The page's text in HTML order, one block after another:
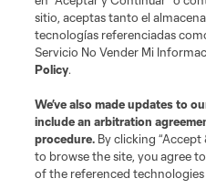
sitio, aceptas tanto el
tecnologías referenciadas
Servicio No Vender Mi
Policy.
We’ve also made updates to
include an arbitration
procedure. By clicking
to browse the site, you agree
of the referenced